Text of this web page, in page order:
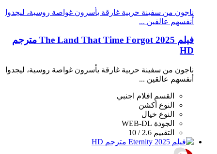
ناجون من سفينة حربية غارقة يأسرون غواصة روسية، ليجدوا
أنفسهم عالقين ...
فيلم The Land That Time Forgot 2025 مترجم
HD
ناجون من سفينة حربية غارقة يأسرون غواصة روسية، ليجدوا
أنفسهم عالقين ...
القسم
افلام اجنبي
النوع أكشن
النوع خيال
الجودة WEB-DL
التقييم 2.6 / 10